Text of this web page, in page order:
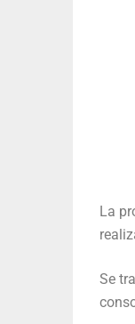
La
Se